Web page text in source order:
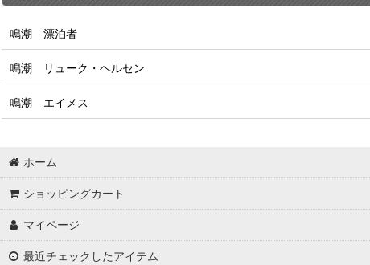
鳴潮 漂泊者
鳴潮 リューク・ヘルセン
鳴潮 エイメス
ホーム
ショッピングカート
マイページ
最近チェックしたアイテム